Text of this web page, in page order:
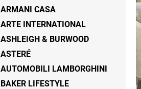
ARMANI CASA
ARTE INTERNATIONAL
ASHLEIGH & BURWOOD
ASTERÉ
AUTOMOBILI LAMBORGHINI
BAKER LIFESTYLE